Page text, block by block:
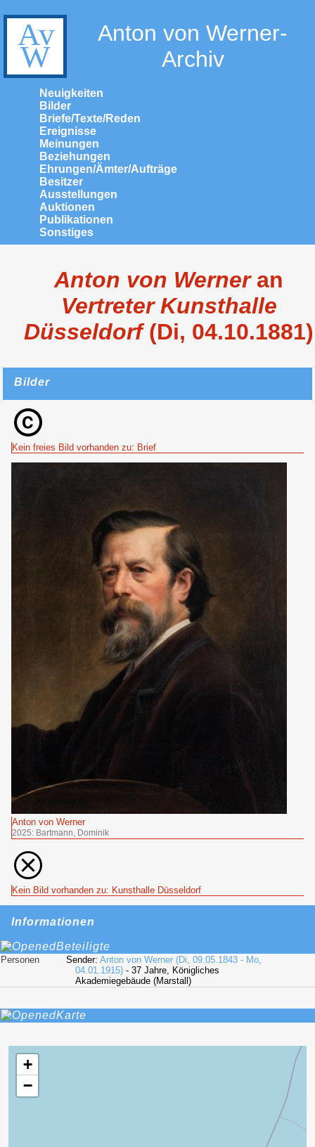
Anton von Werner-
Archiv
Neuigkeiten
Bilder
Briefe/Texte/Reden
Ereignisse
Meinungen
Beziehungen
Ehrungen/Ämter/Aufträge
Besitzer
Ausstellungen
Auktionen
Publikationen
Sonstiges
Anton von Werneran
Vertreter Kunsthalle
Düsseldorf(Di, 04.10.1881)
Bilder
Kein freies Bild vorhanden zu: Brief
Anton von Werner
2025: Bartmann, Dominik
Kein Bild vorhanden zu: Kunsthalle Düsseldorf
Informationen
Beteiligte
Personen Sender:Anton von Werner (Di, 09.05.1843 - Mo,
04.01.1915) - 37 Jahre, Königliches
Akademiegebäude (Marstall)
Karte
+
−